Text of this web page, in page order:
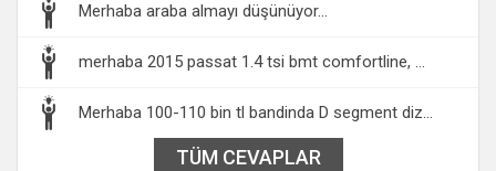
Merhaba araba almayı düşünüyor...
merhaba 2015 passat 1.4 tsi bmt comfortline, ...
Merhaba 100-110 bin tl bandinda D segment diz...
TÜM CEVAPLAR